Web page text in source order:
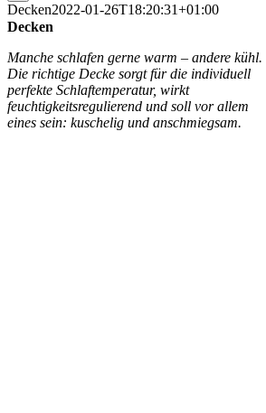
Decken2022-01-26T18:20:31+01:00
Decken
Manche schlafen gerne warm – andere kühl.
Die richtige Decke sorgt für die individuell
perfekte Schlaftemperatur, wirkt
feuchtigkeitsregulierend und soll vor allem
eines sein: kuschelig und anschmiegsam.